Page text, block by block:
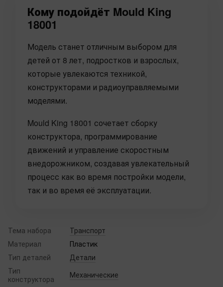
Кому подойдёт Mould King
18001
Модель станет отличным выбором для
детей от 8 лет, подростков и взрослых,
которые увлекаются техникой,
конструкторами и радиоуправляемыми
моделями.
Mould King 18001 сочетает сборку
конструктора, программирование
движений и управление скоростным
внедорожником, создавая увлекательный
процесс как во время постройки модели,
так и во время её эксплуатации.
Тема набора
Транспорт
Материал
Пластик
Тип деталей
Детали
Тип
конструктора
Механические